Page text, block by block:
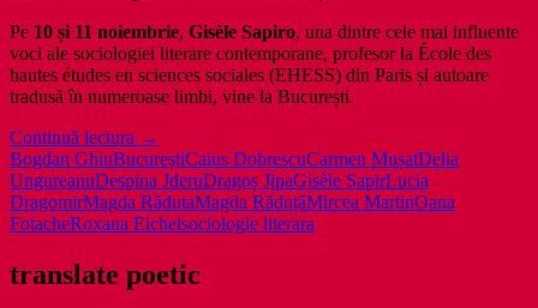
Pe 10 și 11 noiembrie, Gisèle Sapiro, una dintre cele mai influente
voci ale sociologiei literare contemporane, profesor la École des
hautes études en sciences sociales (EHESS) din Paris și autoare
tradusă în numeroase limbi, vine la București.
Continuă lectura Gisèle
Sapiro,
una
dintre
cele
influente
voci
→
Bogdan GhiuBucureștiCaius DobrescuCarmen MușatDelia
UngureanuDespina JderuDragoș JipaGisèle SapirLucia
DragomirMagda RădutaMagda RăduțăMircea MartinOana
FotacheRoxana Eichelsociologie literara
translate poetic